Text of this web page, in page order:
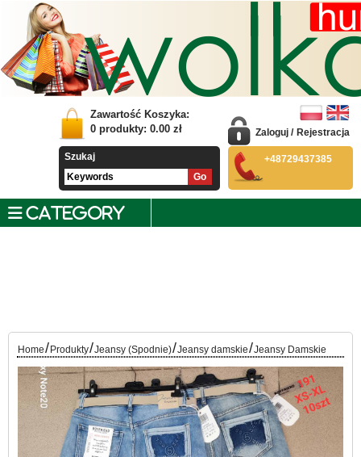
Zawartość Koszyka:
0 produkty: 0.00 zł
Szukaj
Zaloguj / Rejestracja
+48729437385
CATEGORY
Home/ Produkty/Jeansy (Spodnie)/Jeansy damskie/Jeansy Damskie